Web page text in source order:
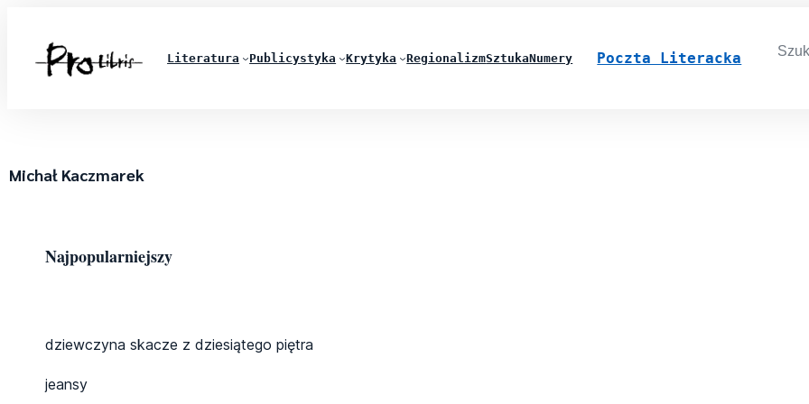
Literatura Publicystyka Krytyka RegionalizmSztukaNumery Poczta Literacka
for:
Michał Kaczmarek
Najpopularniejszy
dziewczyna skacze z dziesiątego piętra
jeansy